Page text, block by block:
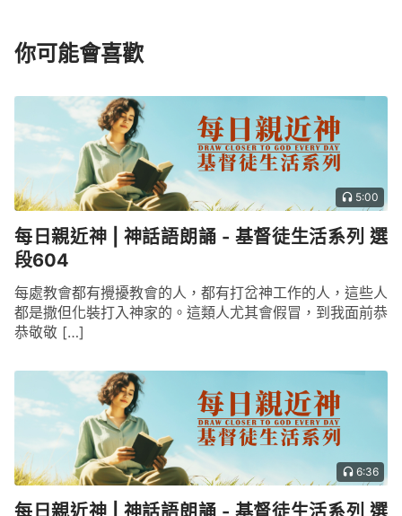
你可能會喜歡
5:00
每日親近神 | 神話語朗誦 - 基督徒生活系列 選
段604
每處教會都有攪擾教會的人，都有打岔神工作的人，這些人
都是撒但化裝打入神家的。這類人尤其會假冒，到我面前恭
恭敬敬 […]
6:36
每日親近神 | 神話語朗誦 - 基督徒生活系列 選